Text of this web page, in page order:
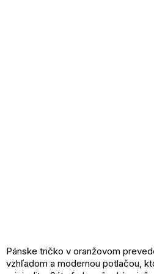
Pánske tričko v oranžovom
vzhľadom a modernou potlačou,